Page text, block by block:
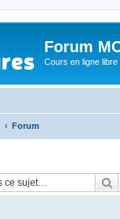
Forum
Cours en ligne libre
Forum